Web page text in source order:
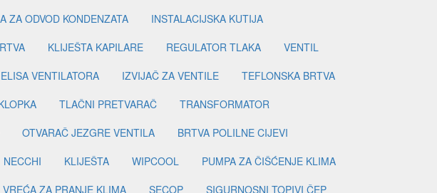
ZA ODVOD KONDENZATA
INSTALACIJSKA KUTIJA
KLIJEŠTA KAPILARE REGULATOR TLAKA
VENTIL
ELISA VENTILATORA IZVIJAČ ZA VENTILE
TEFLONSKA BRTVA
TLAČNI PRETVARAČ
TRANSFORMATOR
OTVARAČ JEZGRE VENTILA
BRTVA POLILNE CIJEVI
NECCHI KLIJEŠTA WIPCOOL
PUMPA ZA ČIŠĆENJE KLIMA
VREĆA ZA PRANJE KLIMA SECOP SIGURNOSNI TOPIVI ČEP